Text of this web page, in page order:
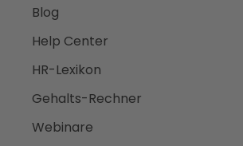
Blog
Help Center
HR-Lexikon
Gehalts-Rechner
Webinare